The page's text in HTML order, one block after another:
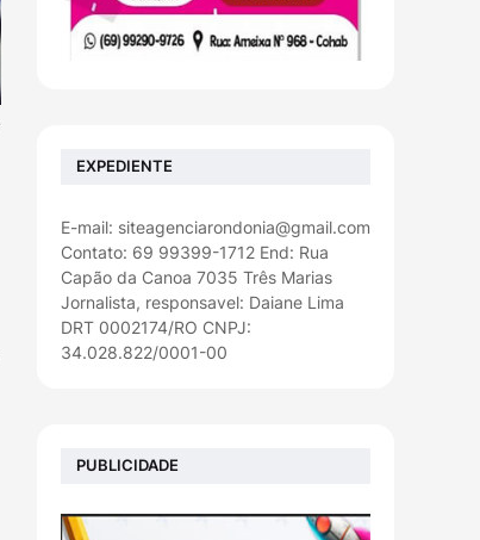
EXPEDIENTE
E-mail: siteagenciarondonia@gmail.com
Contato: 69 99399-1712 End: Rua
Capão da Canoa 7035 Três Marias
Jornalista, responsavel: Daiane Lima
DRT 0002174/RO CNPJ:
34.028.822/0001-00
PUBLICIDADE